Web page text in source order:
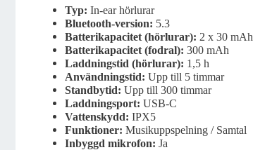
Typ: In-ear hörlurar
Bluetooth-version: 5.3
Batterikapacitet (hörlurar): 2 x 30 mAh
Batterikapacitet (fodral): 300 mAh
Laddningstid (hörlurar): 1,5 h
Användningstid: Upp till 5 timmar
Standbytid: Upp till 300 timmar
Laddningsport: USB-C
Vattenskydd: IPX5
Funktioner: Musikuppspelning / Samtal
Inbyggd mikrofon: Ja